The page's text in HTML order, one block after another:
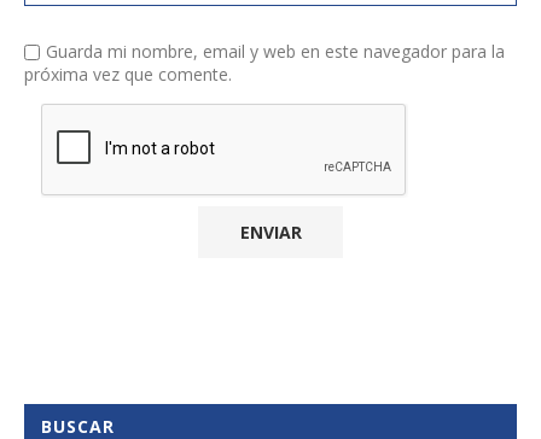
Guarda mi nombre, email y web en este navegador para la
próxima vez que comente.
BUSCAR